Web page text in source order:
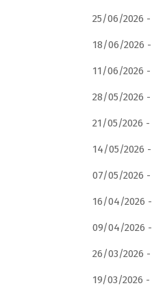
25/06/2026 -
18/06/2026 -
11/06/2026 -
28/05/2026 -
21/05/2026 -
14/05/2026 -
07/05/2026 -
16/04/2026 -
09/04/2026 -
26/03/2026 -
19/03/2026 -